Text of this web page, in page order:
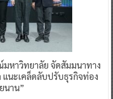
หาวิทยาลัย จัดสัมมนาทาง
แนะเคล็ดลับปรับธุรกิจท่อง
นาน”